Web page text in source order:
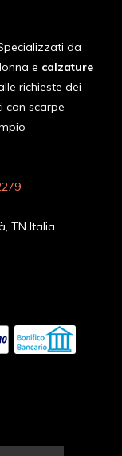
da
e calzature
richieste dei
con scarpe
TN Italia